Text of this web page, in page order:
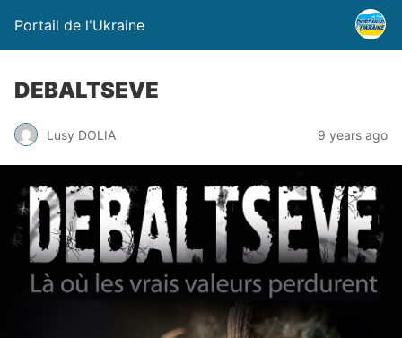
Portail de l'Ukraine
DEBALTSEVE
Lusy DOLIA 9 years ago